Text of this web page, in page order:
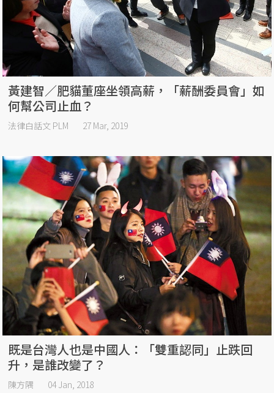
黃建智／肥貓董座坐領高薪，「薪酬委員會」如
何幫公司止血？
法律白話文 PLM 27 Mar, 2019
既是台灣人也是中國人：「雙重認同」止跌回
升，是誰改變了？
陳方隅 04 Jan, 2018